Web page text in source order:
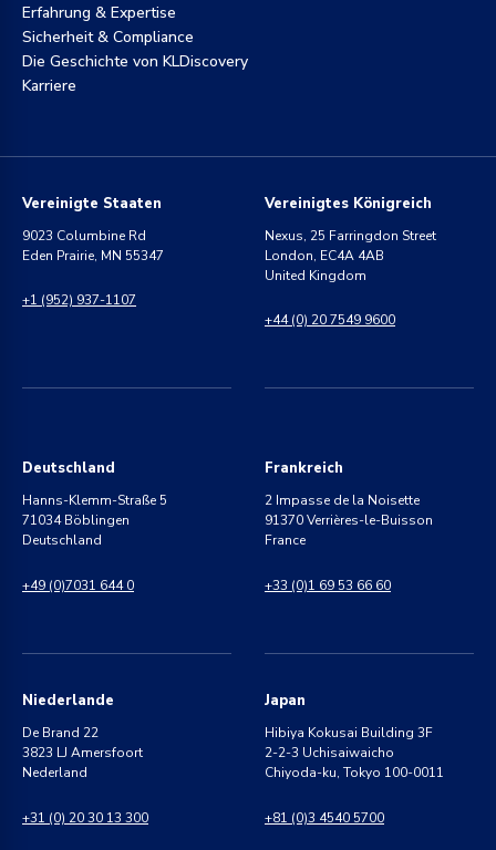
Erfahrung & Expertise
Sicherheit & Compliance
Die Geschichte von KLDiscovery
Karriere
Vereinigte Staaten
9023 Columbine Rd
Eden Prairie, MN 55347
+1 (952) 937-1107
Vereinigtes Königreich
Nexus, 25 Farringdon Street
London, EC4A 4AB
United Kingdom
+44 (0) 20 7549 9600
Deutschland
Hanns-Klemm-Straße 5
71034 Böblingen
Deutschland
+49 (0)7031 644 0
Frankreich
2 Impasse de la Noisette
91370 Verrières-le-Buisson
France
+33 (0)1 69 53 66 60
Niederlande
De Brand 22
3823 LJ Amersfoort
Nederland
+31 (0) 20 30 13 300
Japan
Hibiya Kokusai Building 3F
2-2-3 Uchisaiwaicho
Chiyoda-ku, Tokyo 100-0011
+81 (0)3 4540 5700